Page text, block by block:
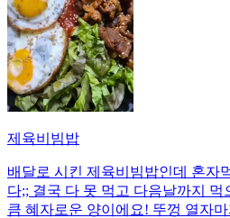
제육비빔밥
배달로 시킨 제육비빔밥인데 혼자
다;; 결국 다 못 먹고 다음날까지
큼 혜자로운 양이에요! 뚜껑 열자